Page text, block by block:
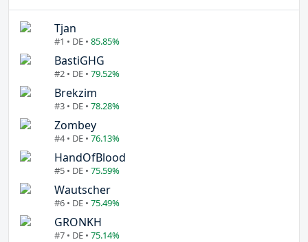
Tjan
#1 • DE • 85.85%
BastiGHG
#2 • DE • 79.52%
Brekzim
#3 • DE • 78.28%
Zombey
#4 • DE • 76.13%
HandOfBlood
#5 • DE • 75.59%
Wautscher
#6 • DE • 75.49%
GRONKH
#7 • DE • 75.14%